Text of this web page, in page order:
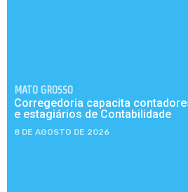
MATO GROSSO
Corregedoria capacita
e estagiários de Contabilidade
8 DE AGOSTO DE 2026